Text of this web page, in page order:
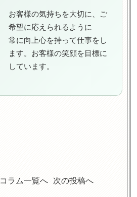
お客様の気持ちを大切に、ご
希望に応えられるように
常に向上心を持って仕事をし
ます。お客様の笑顔を目標に
しています。
コラム一覧へ 次の投稿へ